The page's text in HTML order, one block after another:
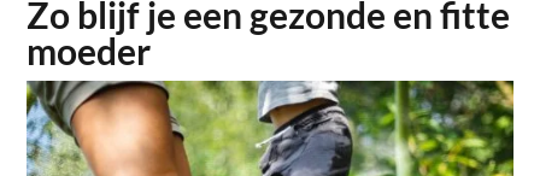
Zo blijf je een gezonde en fitte
moeder